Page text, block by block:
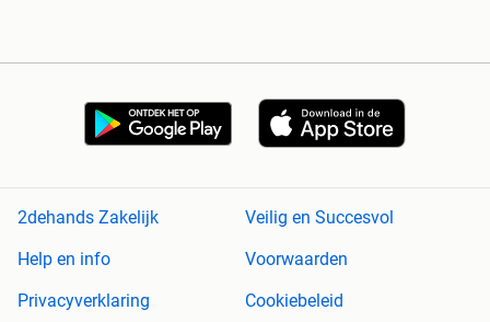
2dehands Zakelijk
Veilig en Succesvol
Help en info
Voorwaarden
Privacyverklaring
Cookiebeleid